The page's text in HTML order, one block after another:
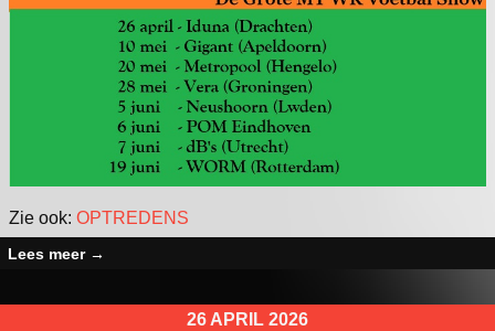
Zie ook: OPTREDENS
Lees meer →
26 APRIL 2026